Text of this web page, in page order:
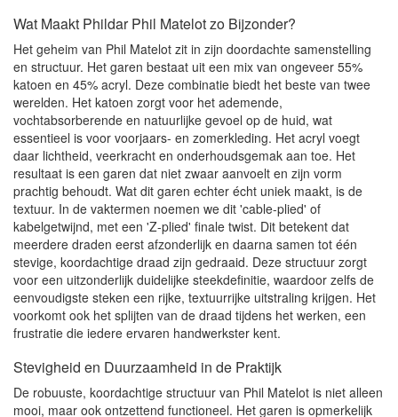
Wat Maakt Phildar Phil Matelot zo Bijzonder?
Het geheim van Phil Matelot zit in zijn doordachte samenstelling
en structuur. Het garen bestaat uit een mix van ongeveer 55%
katoen en 45% acryl. Deze combinatie biedt het beste van twee
werelden. Het katoen zorgt voor het ademende,
vochtabsorberende en natuurlijke gevoel op de huid, wat
essentieel is voor voorjaars- en zomerkleding. Het acryl voegt
daar lichtheid, veerkracht en onderhoudsgemak aan toe. Het
resultaat is een garen dat niet zwaar aanvoelt en zijn vorm
prachtig behoudt. Wat dit garen echter écht uniek maakt, is de
textuur. In de vaktermen noemen we dit 'cable-plied' of
kabelgetwijnd, met een 'Z-plied' finale twist. Dit betekent dat
meerdere draden eerst afzonderlijk en daarna samen tot één
stevige, koordachtige draad zijn gedraaid. Deze structuur zorgt
voor een uitzonderlijk duidelijke steekdefinitie, waardoor zelfs de
eenvoudigste steken een rijke, textuurrijke uitstraling krijgen. Het
voorkomt ook het splijten van de draad tijdens het werken, een
frustratie die iedere ervaren handwerkster kent.
Stevigheid en Duurzaamheid in de Praktijk
De robuuste, koordachtige structuur van Phil Matelot is niet alleen
mooi, maar ook ontzettend functioneel. Het garen is opmerkelijk